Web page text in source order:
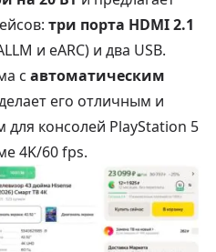
три порта HDMI 2.1
и eARC) и два USB.
с автоматическим
его отличным и
консолей PlayStation 5
4K/60 fps.